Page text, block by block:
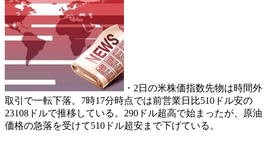
・2日の米株価指数先物は時間外
取引で一転下落。7時17分時点では前営業日比510ドル安の
23108ドルで推移している。290ドル超高で始まったが、原油
価格の急落を受けて510ドル超安まで下げている。